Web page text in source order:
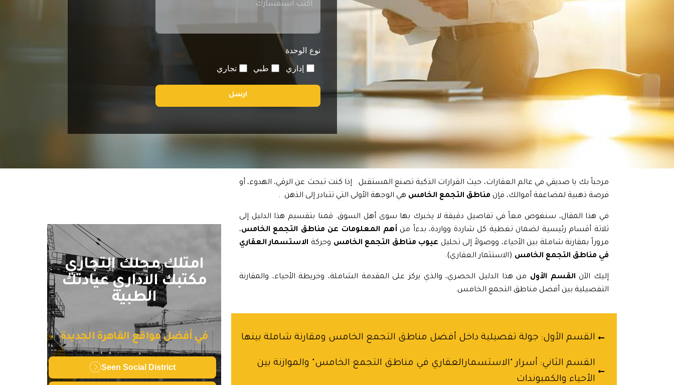
نوع الوحدة
تجاري
طبي إداري
ارسل
مرحباً بك يا صديقي في عالم العقارات، حيث القرارات الذكية تصنع المستقبل. إذا كنت تبحث عن الرقي، الهدوء، أو
فرصة ذهبية لمضاعفة أموالك، فإن مناطق التجمع الخامس هي الوجهة الأولى التي تتبادر إلى الذهن .
في هذا المقال، سنغوص معاً في تفاصيل دقيقة لا يخبرك بها سوى أهل السوق. قمنا بتقسيم هذا الدليل إلى
ثلاثة أقسام رئيسية لضمان تغطية كل شاردة وواردة، بدءاً من أهم المعلومات عن مناطق التجمع الخامس،
مروراً بمقارنة شاملة بين الأحياء، ووصولاً إلى تحليل عيوب مناطق التجمع الخامس وحركة الاستسمار العقاري
في مناطق التجمع الخامس (الاستثمار العقاري).
إليك الآن القسم الأول من هذا الدليل الحصري، والذي يركز على المقدمة الشاملة، وخريطة الأحياء، والمقارنة
التفصيلية بين أفضل مناطق التجمع الخامس.
القسم الأول: جولة تفصيلية داخل أفضل مناطق التجمع الخامس ومقارنة شاملة بينها
القسم الثاني: أسرار "الاستسمارالعقاري في مناطق التجمع الخامس" والموازنة بين
الأحياء والكمبوندات
امتلك محلك التجاري
مكتبك الاداري عيادتك
الطبية
في أفضل مواقع القاهرة الجديدة
Seen Social District